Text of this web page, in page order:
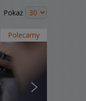
Pokaż
Polecamy